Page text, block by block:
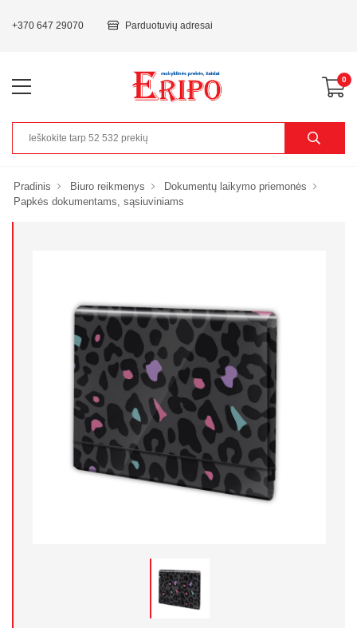
+370 647 29070 Parduotuvių adresai
0
Pradinis Biuro reikmenys
Dokumentų laikymo priemonės
Papkės dokumentams, sąsiuviniams